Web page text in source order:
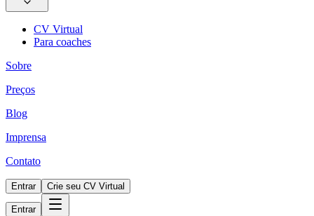
CV Virtual
Para coaches
Sobre
Preços
Blog
Imprensa
Contato
Entrar Crie seu CV Virtual
Entrar